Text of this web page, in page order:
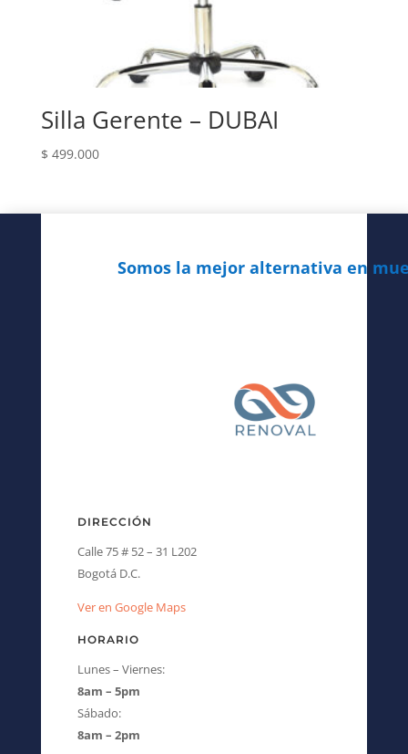
Silla Gerente – DUBAI
$ 499.000
Somos la mejor alternativa en
DIRECCIÓN
Calle 75 # 52 – 31 L202
Bogotá D.C.
Ver en Google Maps
HORARIO
Lunes – Viernes:
8am – 5pm
Sábado:
8am – 2pm